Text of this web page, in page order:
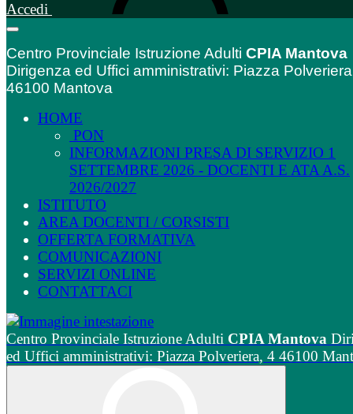
Accedi
Centro Provinciale Istruzione Adulti CPIA Mantova
Dirigenza ed Uffici amministrativi: Piazza
46100 Mantova
HOME
PON
INFORMAZIONI PRESA DI SERVIZIO 1
SETTEMBRE 2026 - DOCENTI E ATA A.S.
2026/2027
ISTITUTO
AREA DOCENTI / CORSISTI
OFFERTA FORMATIVA
COMUNICAZIONI
SERVIZI ONLINE
CONTATTACI
Centro Provinciale Istruzione Adulti CPIA Mantova
ed Uffici amministrativi: Piazza Polveriera, 4 46100